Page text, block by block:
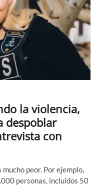
la violencia,
despoblar
con
mucho peor. Por ejemplo,
personas, incluidos 50